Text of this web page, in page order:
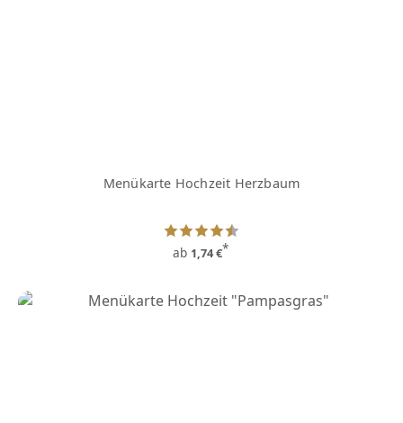
Menükarte Hochzeit Herzbaum
ab 1,74 €*